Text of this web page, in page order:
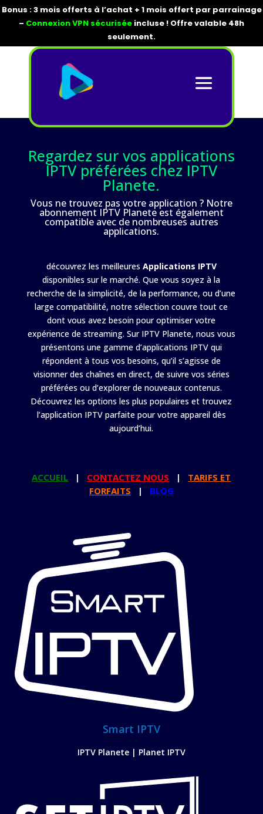
Bonus : 3 mois offerts à l’achat + 1 mois offert par parrainage
– Connexion VPN sécurisée incluse ! Offre valable 48h
seulement.
Regardez sur vos applications
IPTV préférées chez IPTV
Planete.
Vous ne trouvez pas votre application ? Notre
abonnement IPTV Planete est également
compatible avec de nombreuses autres
applications.
découvrez les meilleures Applications IPTV
disponibles sur le marché. Que vous soyez à la
recherche de la simplicité, de la performance, ou d’une
large compatibilité, notre sélection couvre tout ce
dont vous avez besoin pour optimiser votre
expérience de streaming. Sur IPTV Planete, nous vous
présentons une gamme d’applications IPTV qui
répondent à tous vos besoins, qu’il s’agisse de
visionner des chaînes en direct, de suivre vos séries
préférées ou d’explorer de nouveaux contenus.
Découvrez les options les plus populaires et trouvez
l’application IPTV parfaite pour votre appareil dès
aujourd’hui.
ACCUEIL | CONTACTEZ NOUS |
TARIFS ET
FORFAITS
| BLOG
Smart IPTV
IPTV Planete | Planet IPTV